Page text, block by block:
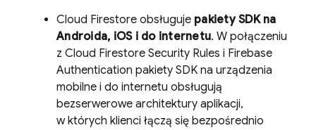
Cloud Firestore obsługuje pakiety SDK na
Androida, iOS i do internetu. W połączeniu
z Cloud Firestore Security Rules i Firebase
Authentication pakiety SDK na urządzenia
mobilne i do internetu obsługują
bezserwerowe architektury aplikacji,
w których klienci łączą się bezpośrednio